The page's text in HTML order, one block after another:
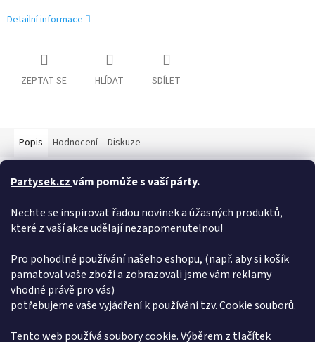
Partysek.czvám pomůže s vaší párty.
Nechte se inspirovat řadou novinek a úžasných produktů,
které z vaší akce udělají nezapomenutelnou!
Pro pohodlné používání našeho eshopu, (např. aby si košík
pamatoval vaše zboží a zobrazovali jsme vám reklamy
vhodné právě pro vás)
potřebujeme vaše vyjádření k používání tzv. Cookie souborů.
Tento web používá soubory cookie. Výběrem z tlačítek
Detailní informace
ZEPTAT SE HLÍDAT SDÍLET
Popis Hodnocení Diskuze
Detailní popis produktu
narozeninového dortu. Balónky se plní velmi snadno pomocí
plastové tyčinky, která je již součastí balónku. Foliový balonek je
dostatečný objem, aby naplněný héliem létal.
Doplňkové parametry
Kategorie: Tyrkysová čísla 12,5 cm.